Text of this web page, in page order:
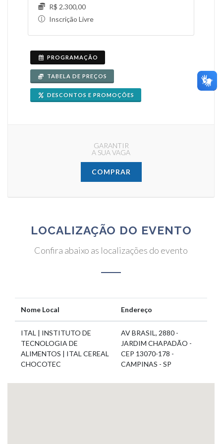
R$ 2.300,00
Inscrição Livre
PROGRAMAÇÃO
TABELA DE PREÇOS
DESCONTOS E PROMOÇÕES
GARANTIR
A SUA VAGA
COMPRAR
LOCALIZAÇÃO DO EVENTO
Confira abaixo as localizações do evento
Nome Local Endereço
ITAL | INSTITUTO DE
TECNOLOGIA DE
ALIMENTOS | ITAL CEREAL
CHOCOTEC
AV BRASIL, 2880 -
JARDIM CHAPADÃO -
CEP 13070-178 -
CAMPINAS - SP